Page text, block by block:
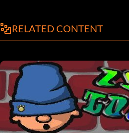
RELATED CONTENT